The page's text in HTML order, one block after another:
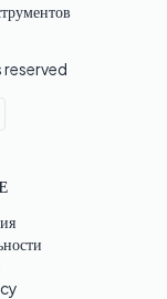
reserved